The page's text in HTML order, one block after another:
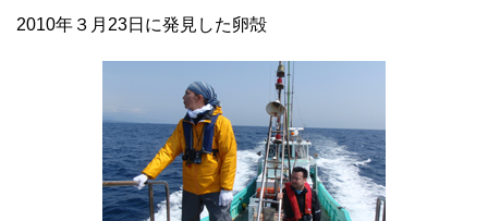
2010年３月23日に発見した卵殻